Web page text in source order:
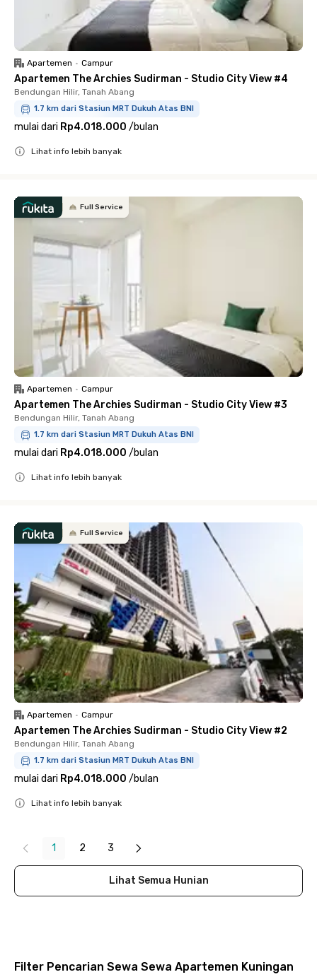
Apartemen • Campur
Apartemen The Archies Sudirman - Studio City View #4
Bendungan Hilir, Tanah Abang
1.7 km dari Stasiun MRT Dukuh Atas BNI
mulai dari Rp4.018.000 /bulan
Lihat info lebih banyak
Full Service
Apartemen • Campur
Apartemen The Archies Sudirman - Studio City View #3
Bendungan Hilir, Tanah Abang
1.7 km dari Stasiun MRT Dukuh Atas BNI
mulai dari Rp4.018.000 /bulan
Lihat info lebih banyak
Full Service
Apartemen • Campur
Apartemen The Archies Sudirman - Studio City View #2
Bendungan Hilir, Tanah Abang
1.7 km dari Stasiun MRT Dukuh Atas BNI
mulai dari Rp4.018.000 /bulan
Lihat info lebih banyak
1 2 3
Lihat Semua Hunian
Filter Pencarian Sewa Sewa Apartemen Kuningan